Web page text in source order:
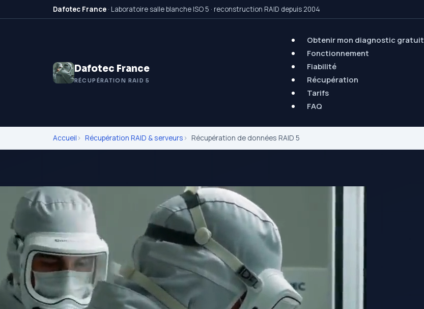
Dafotec France · Laboratoire salle blanche ISO 5 · reconstruction RAID depuis 2004
Dafotec France
RÉCUPÉRATION RAID 5
Obtenir mon diagnostic gratuit
Fonctionnement
Fiabilité
Récupération
Tarifs
FAQ
Accueil Récupération RAID & serveurs Récupération de données RAID 5